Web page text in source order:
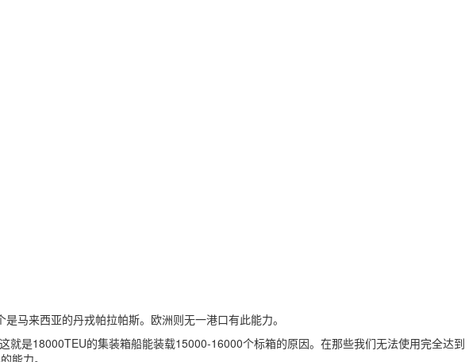
马来西亚的丹戎帕拉帕斯。欧洲则无一港口有此能力。
是18000TEU的集装箱船能装载15000-16000个标箱的原因。在那些我们无法使用完全达到